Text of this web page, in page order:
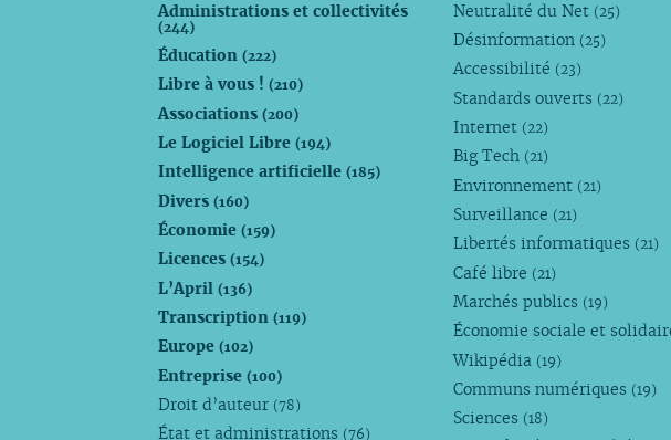
Administrations et collectivités
(244)
Éducation(222)
Libre à vous !(210)
Associations(200)
Le Logiciel Libre(194)
Intelligence artificielle(185)
Divers(160)
Économie(159)
Licences(154)
L’April(136)
Transcription(119)
Europe(102)
Entreprise(100)
Droit d’auteur (78)
État et administrations (76)
Neutralité du Net (25)
Désinformation (25)
Accessibilité (23)
Standards ouverts (22)
Internet (22)
Big Tech (21)
Environnement (21)
Surveillance (21)
Libertés informatiques (21)
Café libre (21)
Marchés publics (19)
Économie sociale et
Wikipédia (19)
Communs numériques (19)
Sciences (18)